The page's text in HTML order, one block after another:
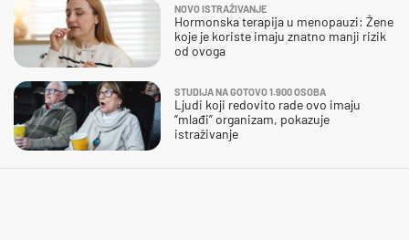
NOVO ISTRAŽIVANJE
Hormonska terapija u menopauzi: Žene
koje je koriste imaju znatno manji rizik
od ovoga
STUDIJA NA GOTOVO 1.900 OSOBA
Ljudi koji redovito rade ovo imaju
“mlađi” organizam, pokazuje
istraživanje